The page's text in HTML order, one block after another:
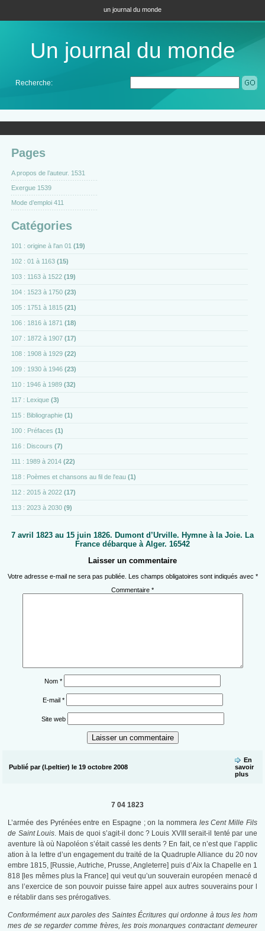
un journal du monde
Un journal du monde
Recherche:
Pages
A propos de l’auteur. 1531
Exergue 1539
Mode d’emploi 411
Catégories
101 : origine à l'an 01 (19)
102 : 01 à 1163 (15)
103 : 1163 à 1522 (19)
104 : 1523 à 1750 (23)
105 : 1751 à 1815 (21)
106 : 1816 à 1871 (18)
107 : 1872 à 1907 (17)
108 : 1908 à 1929 (22)
109 : 1930 à 1946 (23)
110 : 1946 à 1989 (32)
117 : Lexique (3)
115 : Bibliographie (1)
100 : Préfaces (1)
116 : Discours (7)
111 : 1989 à 2014 (22)
118 : Poèmes et chansons au fil de l'eau (1)
112 : 2015 à 2022 (17)
113 : 2023 à 2030 (9)
7 avril 1823 au 15 juin 1826. Dumont d’Urville. Hymne à la Joie. La
France débarque à Alger. 16542
Laisser un commentaire
Votre adresse e-mail ne sera pas publiée. Les champs obligatoires sont indiqués avec *
Commentaire *
Nom *
E-mail *
Site web
Publié par (l.peltier) le 19 octobre 2008
En
savoir
plus
7 04 1823
L’armée des Pyrénées entre en Espagne ; on la nommera lesCent Mille Fils
de Saint Louis. Mais de quoi s’agit-il donc ? Louis XVIII serait-il tenté par une
aventure là où Napoléon s’était cassé les dents ? En fait, ce n’est que l’applic
ation à la lettre d’un engagement du traité de la Quadruple Alliance du 20 nov
embre 1815, [Russie, Autriche, Prusse, Angleterre] puis d’Aix la Chapelle en 1
818 [les mêmes plus la France] qui veut qu’un souverain européen menacé d
ans l’exercice de son pouvoir puisse faire appel aux autres souverains pour l
e rétablir dans ses prérogatives.
Conformément aux paroles des Saintes Écritures qui ordonne à tous les hom
mes de se regarder comme frères, les trois monarques contractant demeurer